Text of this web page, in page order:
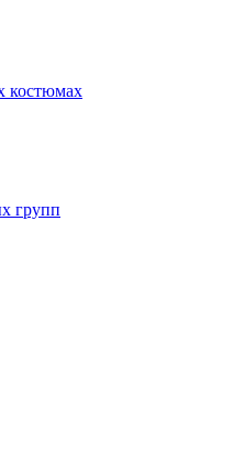
костюмах
групп